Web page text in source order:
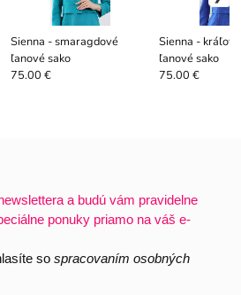
Sienna - smaragdové
ľanové sako
75.00 €
Sienna -
ľanové sako
75.00 €
a budú vám pravidelne
ponuky priamo na váš e-
sospracovaním osobných